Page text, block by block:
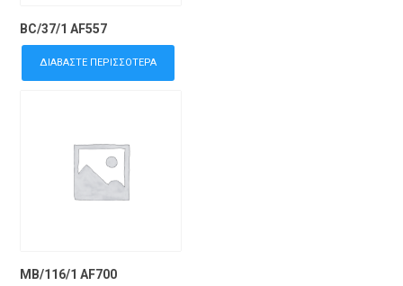
BC/37/1 AF557
ΔΙΑΒΆΣΤΕ ΠΕΡΙΣΣΌΤΕΡΑ
MB/116/1 AF700